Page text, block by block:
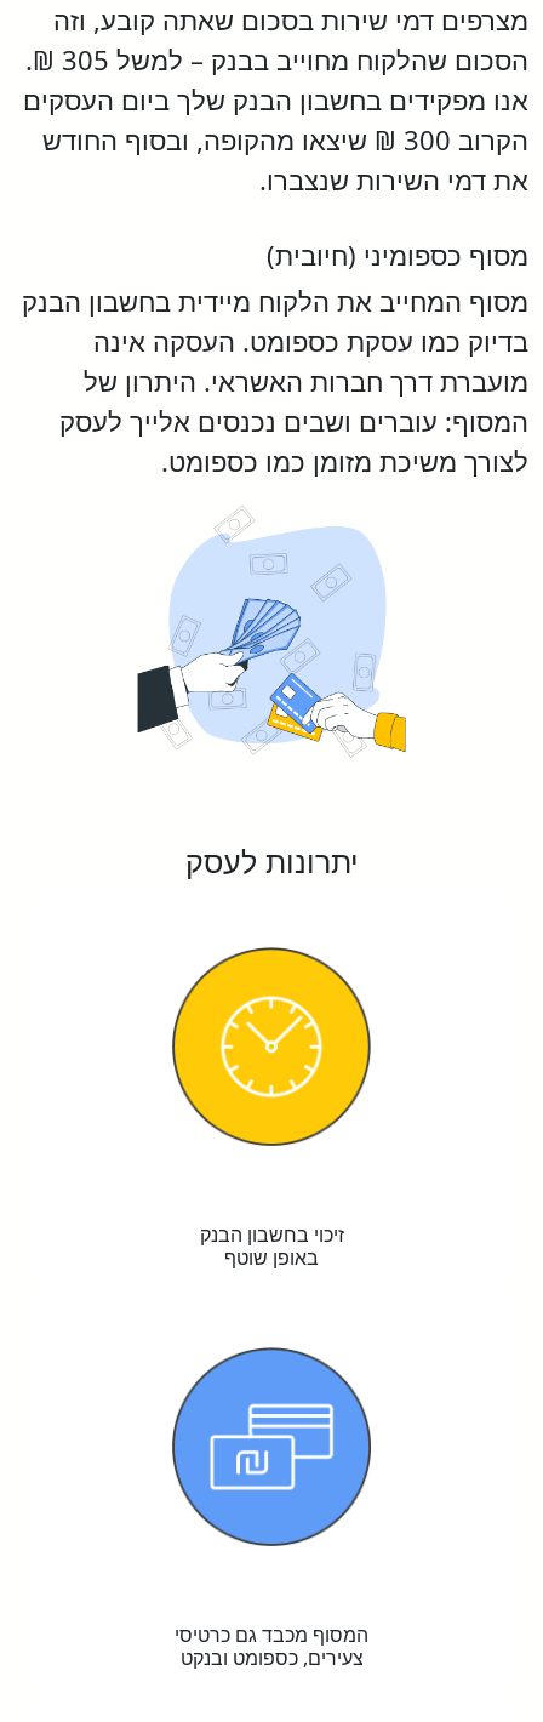
מצרפים דמי שירות בסכום שאתה קובע, וזה
הסכום שהלקוח מחוייב בבנק – למשל 305 ₪.
אנו מפקידים בחשבון הבנק שלך ביום העסקים
הקרוב 300 ₪ שיצאו מהקופה, ובסוף החודש
את דמי השירות שנצברו.
מסוף כספומיני (חיובית)
מסוף המחייב את הלקוח מיידית בחשבון הבנק
בדיוק כמו עסקת כספומט. העסקה אינה
מועברת דרך חברות האשראי. היתרון של
המסוף: עוברים ושבים נכנסים אלייך לעסק
לצורך משיכת מזומן כמו כספומט.
יתרונות לעסק
זיכוי בחשבון הבנק
באופן שוטף
המסוף מכבד גם כרטיסי
צעירים, כספומט ובנקט